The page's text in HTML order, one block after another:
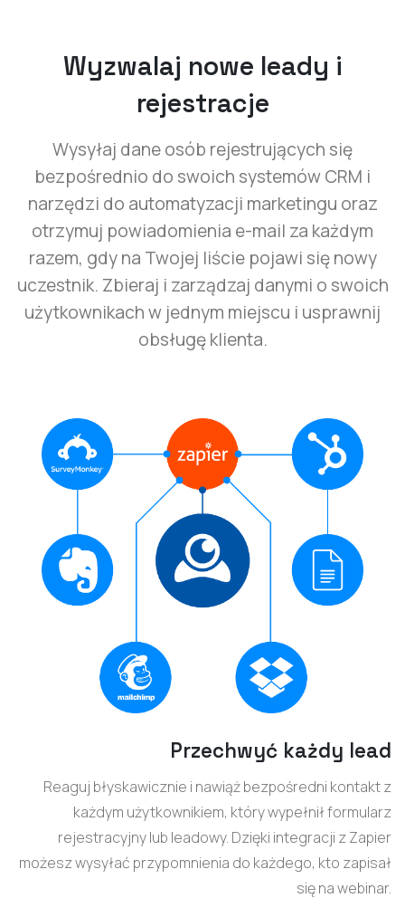
Wyzwalaj nowe leady i
rejestracje
Wysyłaj dane osób rejestrujących się
bezpośrednio do swoich systemów CRM i
narzędzi do automatyzacji marketingu oraz
otrzymuj powiadomienia e-mail za każdym
razem, gdy na Twojej liście pojawi się nowy
uczestnik. Zbieraj i zarządzaj danymi o swoich
użytkownikach w jednym miejscu i usprawnij
obsługę klienta.
Przechwyć każdy lead
Reaguj błyskawicznie i nawiąż bezpośredni kontakt z
każdym użytkownikiem, który wypełnił formularz
rejestracyjny lub leadowy. Dzięki integracji z Zapier
możesz wysyłać przypomnienia do każdego, kto zapisał
się na webinar.